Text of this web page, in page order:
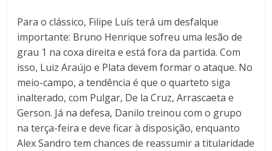
Para o clássico, Filipe Luís terá um desfalque
importante: Bruno Henrique sofreu uma lesão de
grau 1 na coxa direita e está fora da partida. Com
isso, Luiz Araújo e Plata devem formar o ataque. No
meio-campo, a tendência é que o quarteto siga
inalterado, com Pulgar, De la Cruz, Arrascaeta e
Gerson. Já na defesa, Danilo treinou com o grupo
na terça-feira e deve ficar à disposição, enquanto
Alex Sandro tem chances de reassumir a titularidade